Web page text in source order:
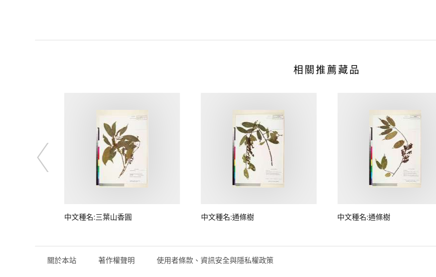
相關推薦藏品
中文種名:三葉山香圓 中文種名:通條樹 中文種名:通條樹
關於本站 著作權聲明 使用者條款、資訊安全與隱私權政策